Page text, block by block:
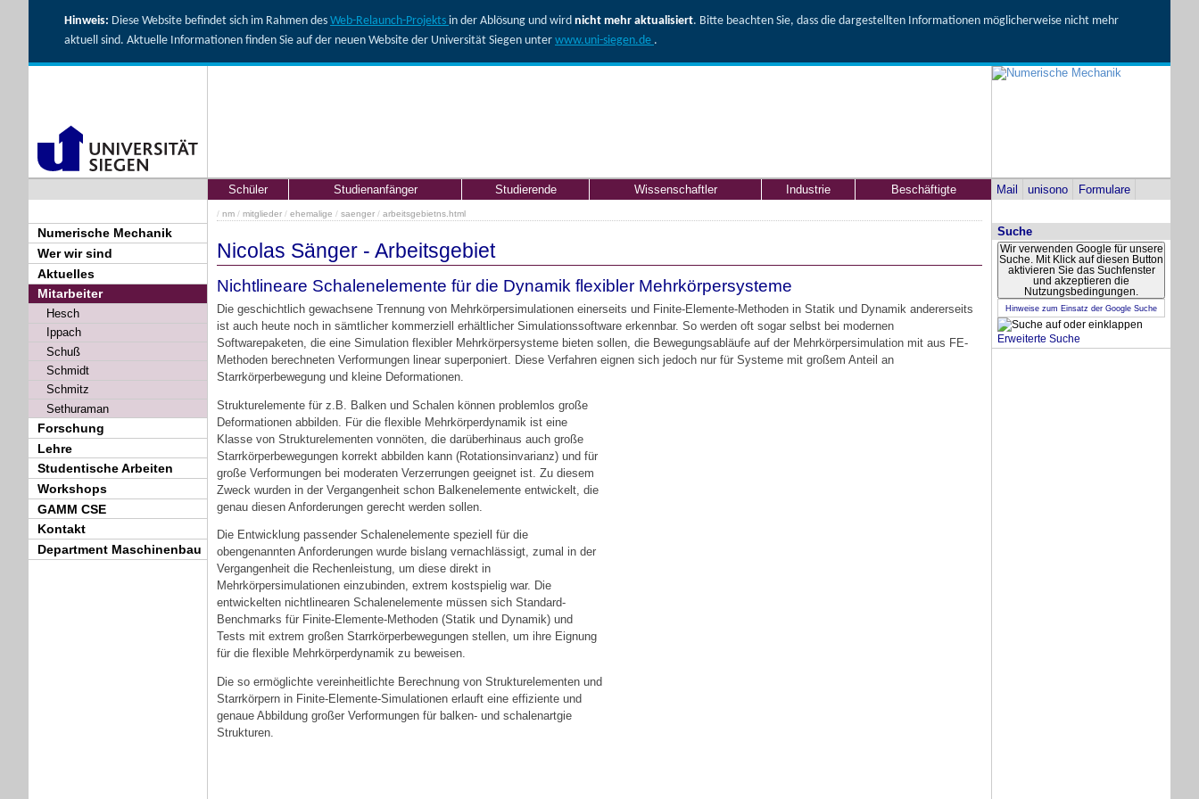
Hinweis: Diese Website befindet sich im Rahmen des Web-Relaunch-Projekts in der Ablösung und wird nicht mehr aktualisiert. Bitte beachten Sie, dass die dargestellten Informationen möglicherweise nicht mehr
aktuell sind. Aktuelle Informationen finden Sie auf der neuen Website der Universität Siegen unter www.uni-siegen.de .
Numerische Mechanik
Wer wir sind
Aktuelles
Mitarbeiter
Hesch
Ippach
Schuß
Schmidt
Schmitz
Sethuraman
Forschung
Lehre
Studentische Arbeiten
Workshops
GAMM CSE
Kontakt
Department Maschinenbau
Mail unisono Formulare
Suche
Wir verwenden Google für unsere
Suche. Mit Klick auf diesen Button
aktivieren Sie das Suchfenster
und akzeptieren die
Nutzungsbedingungen.
Hinweise zum Einsatz der Google Suche
Erweiterte Suche
Schüler Studienanfänger Studierende Wissenschaftler Industrie Beschäftigte
/ nm / mitglieder / ehemalige / saenger / arbeitsgebietns.html
Nicolas Sänger - Arbeitsgebiet
Nichtlineare Schalenelemente für die Dynamik flexibler Mehrkörpersysteme
Die geschichtlich gewachsene Trennung von Mehrkörpersimulationen einerseits und Finite-Elemente-Methoden in Statik und Dynamik andererseits
ist auch heute noch in sämtlicher kommerziell erhältlicher Simulationssoftware erkennbar. So werden oft sogar selbst bei modernen
Softwarepaketen, die eine Simulation flexibler Mehrkörpersysteme bieten sollen, die Bewegungsabläufe auf der Mehrkörpersimulation mit aus FE-
Methoden berechneten Verformungen linear superponiert. Diese Verfahren eignen sich jedoch nur für Systeme mit großem Anteil an
Starrkörperbewegung und kleine Deformationen.
Strukturelemente für z.B. Balken und Schalen können problemlos große
Deformationen abbilden. Für die flexible Mehrkörperdynamik ist eine
Klasse von Strukturelementen vonnöten, die darüberhinaus auch große
Starrkörperbewegungen korrekt abbilden kann (Rotationsinvarianz) und für
große Verformungen bei moderaten Verzerrungen geeignet ist. Zu diesem
Zweck wurden in der Vergangenheit schon Balkenelemente entwickelt, die
genau diesen Anforderungen gerecht werden sollen.
Die Entwicklung passender Schalenelemente speziell für die
obengenannten Anforderungen wurde bislang vernachlässigt, zumal in der
Vergangenheit die Rechenleistung, um diese direkt in
Mehrkörpersimulationen einzubinden, extrem kostspielig war. Die
entwickelten nichtlinearen Schalenelemente müssen sich Standard-
Benchmarks für Finite-Elemente-Methoden (Statik und Dynamik) und
Tests mit extrem großen Starrkörperbewegungen stellen, um ihre Eignung
für die flexible Mehrkörperdynamik zu beweisen.
Die so ermöglichte vereinheitlichte Berechnung von Strukturelementen und
Starrkörpern in Finite-Elemente-Simulationen erlauft eine effiziente und
genaue Abbildung großer Verformungen für balken- und schalenartgie
Strukturen.